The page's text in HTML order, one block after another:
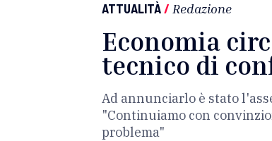
ATTUALITÀ/ Redazione
Economia
tecnico di
Ad annunciarlo è stato
"Continuiamo con
problema"